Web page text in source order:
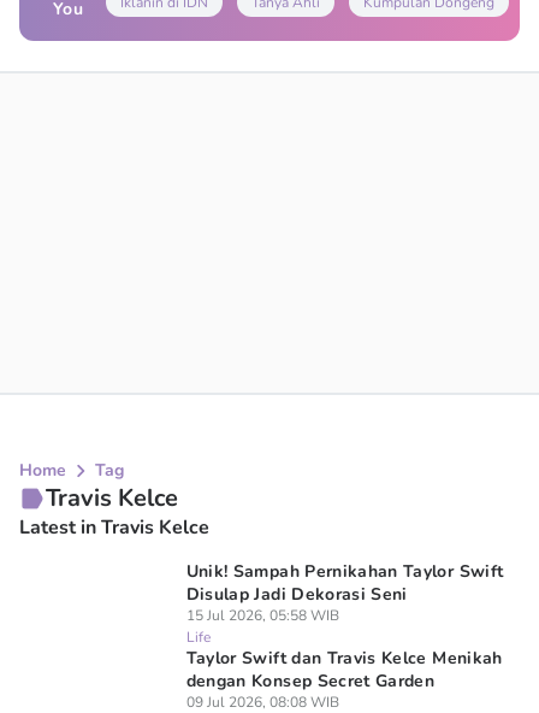
You
Home Tag
Travis Kelce
Latest in Travis Kelce
Unik! Sampah Pernikahan Taylor Swift
Disulap Jadi Dekorasi Seni
15 Jul 2026, 05:58 WIB
Life
Taylor Swift dan Travis Kelce Menikah
dengan Konsep Secret Garden
09 Jul 2026, 08:08 WIB